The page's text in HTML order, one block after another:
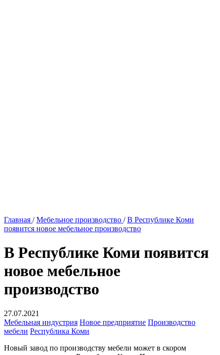
Главная / Мебельное производство / В Республике Коми
появится новое мебельное производство
В Республике Коми появится
новое мебельное
производство
27.07.2021
Мебельная индустрия Новое предприятие Производство
мебели Республика Коми
Новый завод по производству мебели может в скором